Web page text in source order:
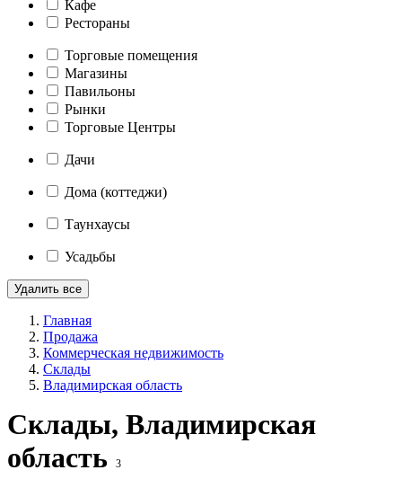
Кафе
Рестораны
Торговые помещения
Магазины
Павильоны
Рынки
Торговые Центры
Дачи
Дома (коттеджи)
Таунхаусы
Усадьбы
Удалить все
Главная
Продажа
Коммерческая недвижимость
Склады
Владимирская область
Склады, Владимирская
область
3